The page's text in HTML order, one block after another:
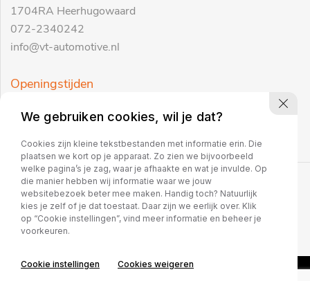
1704RA Heerhugowaard
072-2340242
info@vt-automotive.nl
Openingstijden
Ma. t/m vr. 09:30 tot 17:00
Copyright 2026
We gebruiken cookies, wil je dat?
Cookies zijn kleine tekstbestanden met informatie erin. Die
plaatsen we kort op je apparaat. Zo zien we bijvoorbeeld
welke pagina’s je zag, waar je afhaakte en wat je invulde. Op
die manier hebben wij informatie waar we jouw
websitebezoek beter mee maken. Handig toch? Natuurlijk
kies je zelf of je dat toestaat. Daar zijn we eerlijk over. Klik
op “Cookie instellingen”, vind meer informatie en beheer je
voorkeuren.
Cookie instellingen Cookies weigeren